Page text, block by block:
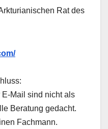
Rat des
Mail sind nicht als
Beratung gedacht.
Fachmann.